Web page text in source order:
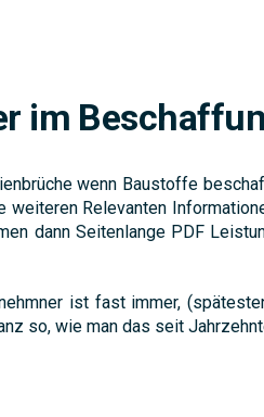
im
wenn Baustoffe
Relevanten
dann Seitenlange PDF
ist fast immer,
so, wie man das seit